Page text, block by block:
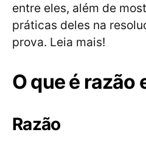
entre eles, além de
práticas deles na
prova. Leia mais!
O que é razão
Razão